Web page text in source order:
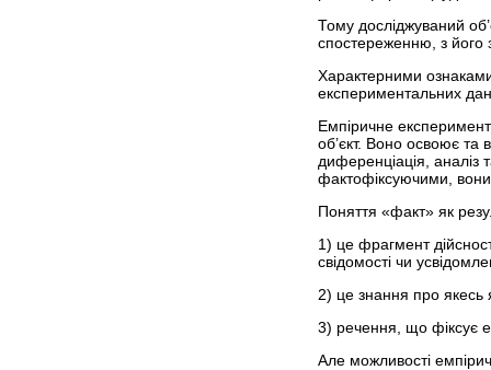
Тому досліджуваний
спостереженню, з його
Характерними
експериментальних
Емпіричне
об’єкт. Воно освоює та
диференціація, аналіз
фактофіксуючими,
Поняття «факт» як
1) це фрагмент
свідомості чи
2) це знання про якесь
3) речення, що фіксує
Але можливості